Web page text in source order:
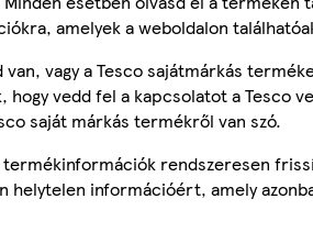
amelyek a weboldalon
vagy a Tesco sajátmárkás
vedd fel a kapcsolatot a Tesco
saját márkás termékről van szó.
termékinformációk rendszeresen
helytelen információért, amely